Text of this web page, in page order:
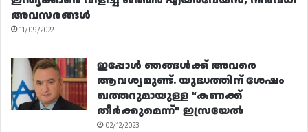
അവസരങ്ങൾ
11/09/2022
ഇപ്പോൾ ഞങ്ങൾക്ക് അവരെ
ആവശ്യമുണ്ട്. യുദ്ധത്തിന് ശേഷം
ഖത്തറുമായുള്ള “കണക്ക്
തീർക്കുമെന്ന്” ഇസ്രയേൽ
02/12/2023